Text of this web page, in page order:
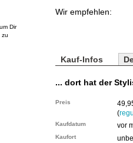
um Dir
zu
Wir empfehlen:
Kauf-Infos
... dort hat der
Preis
(
Kaufdatum vor
Kaufort